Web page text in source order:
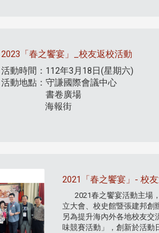
2023「春之饗宴」_校友返校活動
活動時間：112年3月18日(星期六)
活動地點：守謙國際會議中心
書卷廣場
海報街
2021「春之饗宴」- 校
2021春之饗宴活動主場，
立大會、校史館暨張建邦創
另為提升海內外各地校友
味競賽活動」，創新於活動